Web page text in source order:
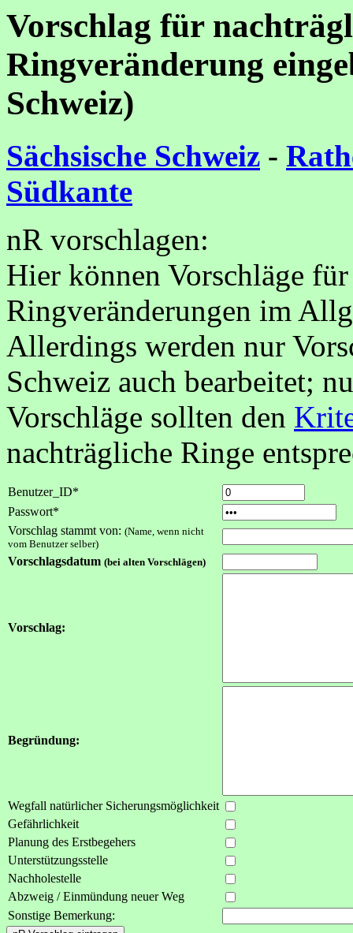
Vorschlag für
Ringveränderung
Schweiz)
Sächsische Schweiz -
Südkante
nR vorschlagen:
Hier können Vorschläge
Ringveränderungen im
Allerdings werden nur
Schweiz auch bearbeitet;
Vorschläge sollten den
nachträgliche Ringe
Benutzer_ID*
Passwort*
Vorschlag stammt von: (Name, wenn nicht
vom Benutzer selber)
Vorschlagsdatum (bei alten Vorschlägen)
Vorschlag:
Begründung:
Wegfall natürlicher Sicherungsmöglichkeit
Gefährlichkeit
Planung des Erstbegehers
Unterstützungsstelle
Nachholestelle
Abzweig / Einmündung neuer Weg
Sonstige Bemerkung: